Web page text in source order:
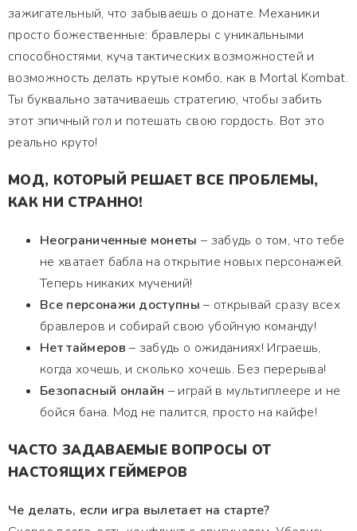
зажигательный, что забываешь о донате. Механики
просто божественные: бравлеры с уникальными
способностями, куча тактических возможностей и
возможность делать крутые комбо, как в Mortal Kombat.
Ты буквально затачиваешь стратегию, чтобы забить
этот эпичный гол и потешать свою гордость. Вот это
реально круто!
МОД, КОТОРЫЙ РЕШАЕТ ВСЕ ПРОБЛЕМЫ,
КАК НИ СТРАННО!
Неограниченные монеты – забудь о том, что тебе
не хватает бабла на открытие новых персонажей.
Теперь никаких мучений!
Все персонажи доступны – открывай сразу всех
бравлеров и собирай свою убойную команду!
Нет таймеров – забудь о ожиданиях! Играешь,
когда хочешь, и сколько хочешь. Без перерыва!
Безопасный онлайн – играй в мультиплеере и не
бойся бана. Мод не палится, просто на кайфе!
ЧАСТО ЗАДАВАЕМЫЕ ВОПРОСЫ ОТ
НАСТОЯЩИХ ГЕЙМЕРОВ
Че делать, если игра вылетает на старте?